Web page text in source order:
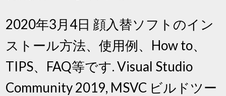
2020年3月4日 顔入替ソフトのイン
ストール方法、使用例、How to、
TIPS、FAQ等です. Visual Studio
Community 2019, MSVC ビルドツー